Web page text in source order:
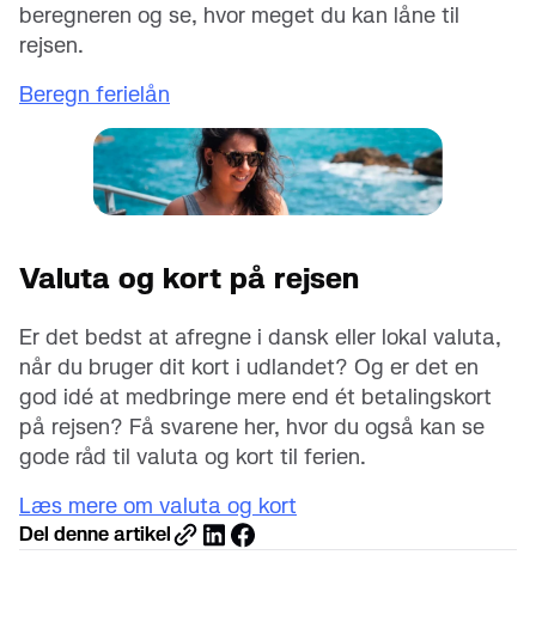
beregneren og se, hvor meget du kan låne til
rejsen.
Beregn ferielån
Valuta og kort på rejsen
Er det bedst at afregne i dansk eller lokal valuta,
når du bruger dit kort i udlandet? Og er det en
god idé at medbringe mere end ét betalingskort
på rejsen? Få svarene her, hvor du også kan se
gode råd til valuta og kort til ferien.
Læs mere om valuta og kort
Del denne artikel